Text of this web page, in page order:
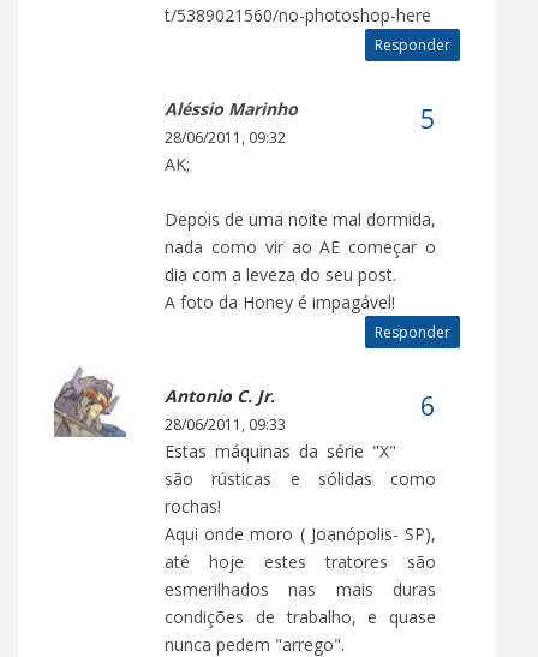
t/5389021560/no-photoshop-here
Responder
Aléssio Marinho
28/06/2011, 09:32
AK;
Depois de uma noite mal dormida,
nada como vir ao AE começar o
dia com a leveza do seu post.
A foto da Honey é impagável!
Responder
Antonio C. Jr.
28/06/2011, 09:33
Estas máquinas da série "X"
são rústicas e sólidas como
rochas!
Aqui onde moro ( Joanópolis- SP),
até hoje estes tratores são
esmerilhados nas mais duras
condições de trabalho, e quase
nunca pedem "arrego".